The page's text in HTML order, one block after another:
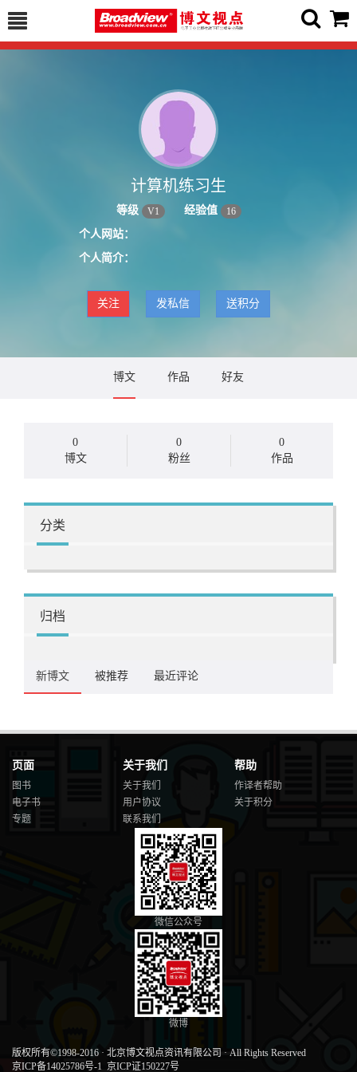
计算机练习生
等级 V1 经验值 16
个人网站：
个人简介：
关注 发私信 送积分
博文 作品 好友
0
博文
0
粉丝
0
作品
分类
归档
新博文 被推荐 最近评论
页面
图书
电子书
专题
关于我们
关于我们
用户协议
联系我们
帮助
作译者帮助
关于积分
微信公众号
微博
版权所有©1998-2016 · 北京博文视点资讯有限公司 · All Rights Reserved
京ICP备14025786号-1 京ICP证150227号